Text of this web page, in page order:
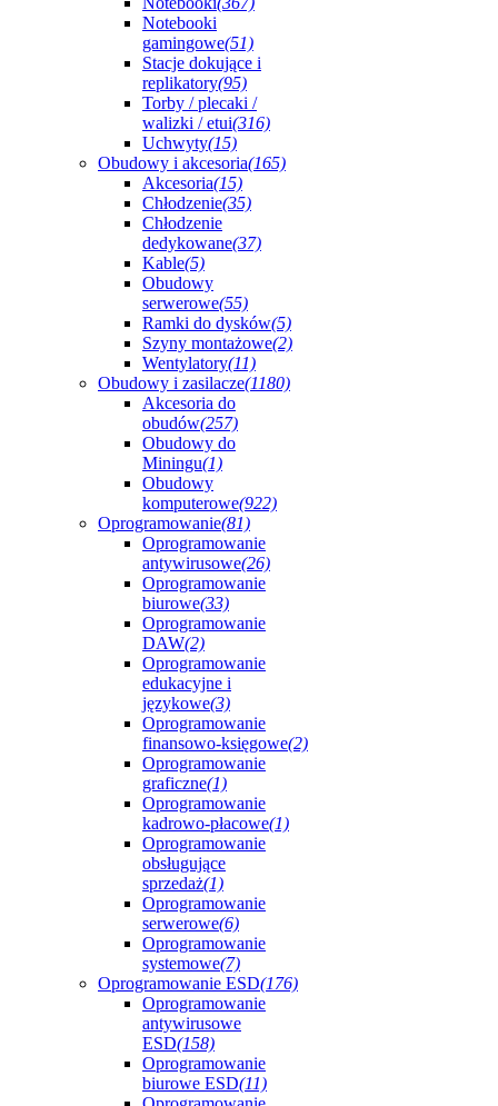
Notebooki
gamingowe(51)
Stacje dokujące i
replikatory(95)
Torby / plecaki /
walizki / etui(316)
Uchwyty(15)
Obudowy i akcesoria(165)
Akcesoria(15)
Chłodzenie(35)
Chłodzenie
dedykowane(37)
Kable(5)
Obudowy
serwerowe(55)
Ramki do dysków(5)
Szyny montażowe(2)
Wentylatory(11)
Obudowy i zasilacze(1180)
Akcesoria do
obudów(257)
Obudowy do
Miningu(1)
Obudowy
komputerowe(922)
Oprogramowanie(81)
Oprogramowanie
antywirusowe(26)
Oprogramowanie
biurowe(33)
Oprogramowanie
DAW(2)
Oprogramowanie
edukacyjne i
językowe(3)
Oprogramowanie
finansowo-księgowe(2)
Oprogramowanie
graficzne(1)
Oprogramowanie
kadrowo-płacowe(1)
Oprogramowanie
obsługujące
sprzedaż(1)
Oprogramowanie
serwerowe(6)
Oprogramowanie
systemowe(7)
Oprogramowanie ESD(176)
Oprogramowanie
antywirusowe
ESD(158)
Oprogramowanie
biurowe ESD(11)